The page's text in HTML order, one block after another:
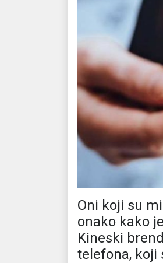
Oni koji su
onako kako
Kineski
telefona, koji